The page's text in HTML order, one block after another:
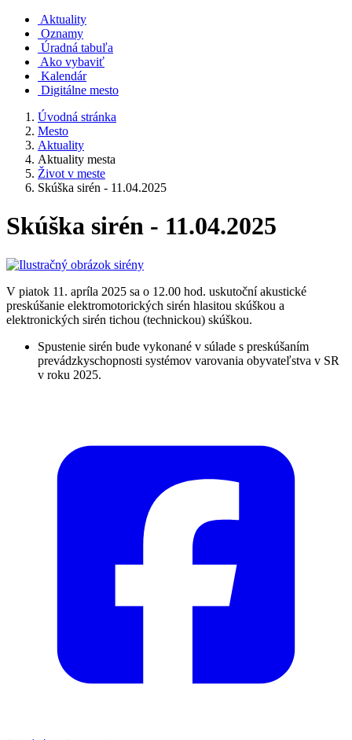
Aktuality
Oznamy
Úradná tabuľa
Ako vybaviť
Kalendár
Digitálne mesto
Úvodná stránka
Mesto
Aktuality
Aktuality mesta
Život v meste
Skúška sirén - 11.04.2025
Skúška sirén - 11.04.2025
V piatok 11. apríla 2025 sa o 12.00 hod. uskutoční akustické
preskúšanie elektromotorických sirén hlasitou skúškou a
elektronických sirén tichou (technickou) skúškou.
Spustenie sirén bude vykonané v súlade s preskúšaním
prevádzkyschopnosti systémov varovania obyvateľstva v SR
v roku 2025.